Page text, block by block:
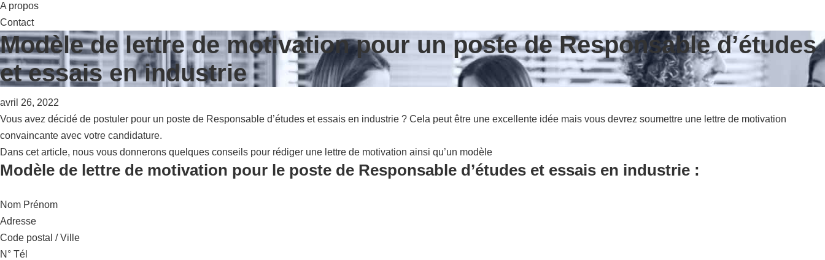
A propos
Contact
Modèle de lettre de motivation pour un poste de Responsable d’études
et essais en industrie
avril 26, 2022
Vous avez décidé de postuler pour un poste de Responsable d’études et essais en industrie ? Cela peut être une excellente idée mais vous devrez soumettre une lettre de motivation
convaincante avec votre candidature.
Dans cet article, nous vous donnerons quelques conseils pour rédiger une lettre de motivation ainsi qu’un modèle
Modèle de lettre de motivation pour le poste de Responsable d’études et essais en industrie :
Nom Prénom
Adresse
Code postal / Ville
N° Tél